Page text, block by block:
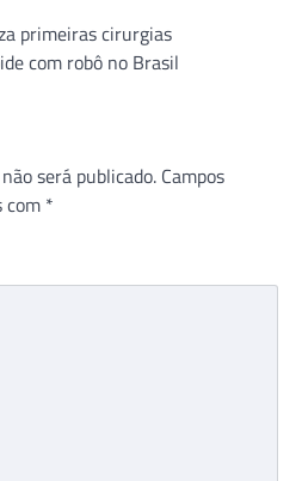
primeiras cirurgias
com robô no Brasil
será publicado. Campos
com *